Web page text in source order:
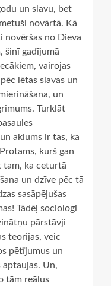
un slavu, bet
novārtā. Kā
novēršas no Dieva
šinī gadījumā
vairojas
lētas slavas un
un
Turklāt
aklums ir tas, ka
kurš gan
tam, ka ceturtā
un dzīve pēc tā
sasāpējušas
Tādēļ sociologi
pārstāvji
teorijas, veic
pētījumus un
aptaujas. Un,
tām reālus